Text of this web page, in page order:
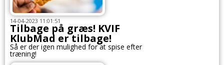
14-04-2023 11:01:51
Tilbage på græs! KVIF
KlubMad er tilbage!
Så er der igen mulighed for at spise efter
træning!